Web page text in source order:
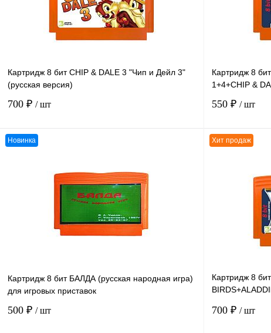
Картридж 8 бит CHIP & DALE 3 "Чип и Дейл 3"
(русская версия)
700 ₽ / шт
К сравнению
наличии
Картридж 8
1+4+CHIP &
550 ₽ / шт
К сравнению
В избранное
Новинка
Картридж 8 бит БАЛДА (русская народная игра)
для игровых приставок
500 ₽ / шт
Хит продаж
Картридж 8
700 ₽ / шт